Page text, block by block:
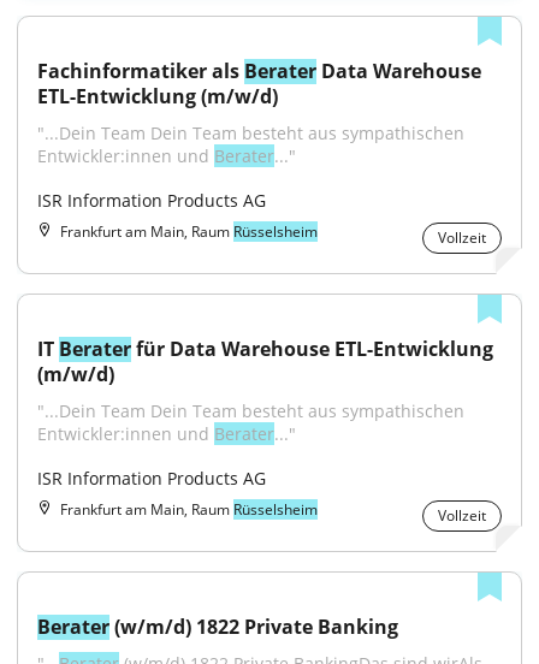
Fachinformatiker als Berater Data Warehouse
ETL-Entwicklung (m/w/d)
"...Dein Team Dein Team besteht aus sympathischen
Entwickler:innen und Berater..."
ISR Information Products AG
Frankfurt am Main, Raum Rüsselsheim Vollzeit
IT Berater für Data Warehouse ETL-Entwicklung
(m/w/d)
"...Dein Team Dein Team besteht aus sympathischen
Entwickler:innen und Berater..."
ISR Information Products AG
Frankfurt am Main, Raum Rüsselsheim Vollzeit
Berater (w/m/d) 1822 Private Banking